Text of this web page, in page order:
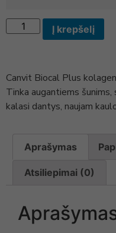
Į krepšelį
Canvit Biocal Plus
Tinka augantiems šunims,
kalasi dantys, naujam
Aprašymas
Atsiliepimai (0)